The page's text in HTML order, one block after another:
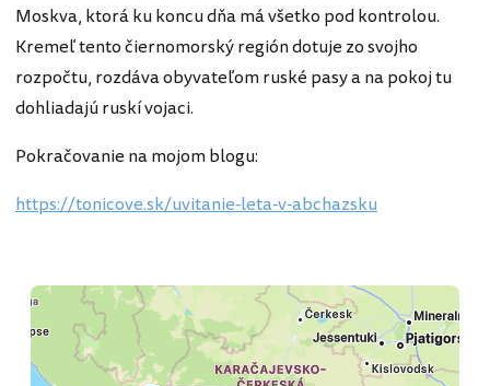
Moskva, ktorá ku koncu dňa má všetko pod kontrolou.
Kremeľ tento čiernomorský región dotuje zo svojho
rozpočtu, rozdáva obyvateľom ruské pasy a na pokoj tu
dohliadajú ruskí vojaci.
Pokračovanie na mojom blogu:
https://tonicove.sk/uvitanie-leta-v-abchazsku